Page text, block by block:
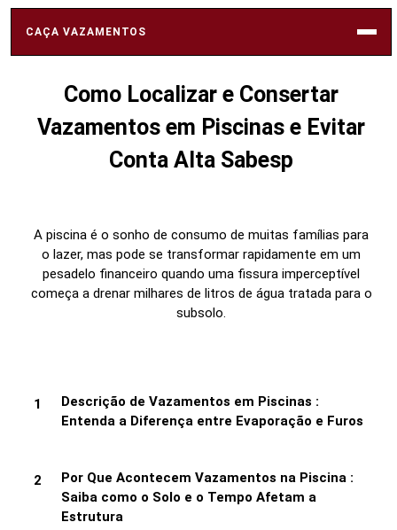
CAÇA VAZAMENTOS
SABESP
VAZAMENTOS
REDE HIDRÁULICA
SOBRE
Como Localizar e Consertar
Vazamentos em Piscinas e Evitar
Conta Alta Sabesp
A piscina é o sonho de consumo de muitas famílias para
o lazer, mas pode se transformar rapidamente em um
pesadelo financeiro quando uma fissura imperceptível
começa a drenar milhares de litros de água tratada para o
subsolo.
Descrição de Vazamentos em Piscinas :
Entenda a Diferença entre Evaporação e Furos
Por Que Acontecem Vazamentos na Piscina :
Saiba como o Solo e o Tempo Afetam a
Estrutura